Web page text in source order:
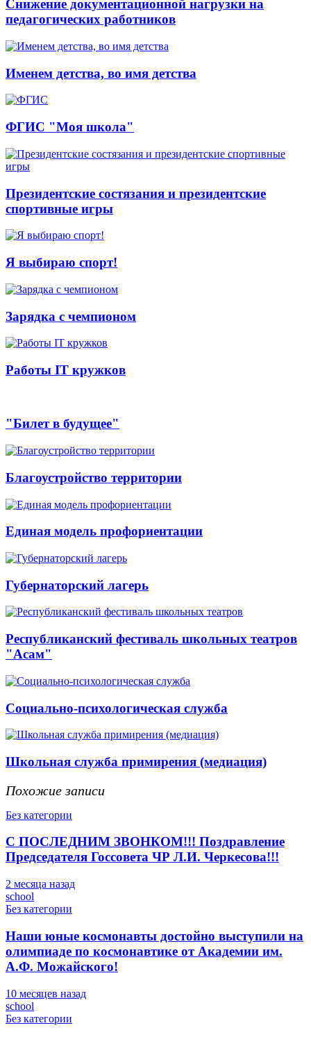
Снижение документационной нагрузки на
педагогических работников
Именем детства, во имя детства
ФГИС "Моя школа"
Президентские состязания и президентские
спортивные игры
Я выбираю спорт!
Зарядка с чемпионом
Работы IT кружков
"Билет в будущее"
Благоустройство территории
Единая модель профориентации
Губернаторский лагерь
Республиканский фестиваль школьных театров
"Асам"
Социально-психологическая служба
Школьная служба примирения (медиация)
Похожие записи
Без категории
С ПОСЛЕДНИМ ЗВОНКОМ!!! Поздравление
Председателя Госсовета ЧР Л.И. Черкесова!!!
2 месяца назад
school
Без категории
Наши юные космонавты достойно выступили на
олимпиаде по космонавтике от Академии им.
А.Ф. Можайского!
10 месяцев назад
school
Без категории